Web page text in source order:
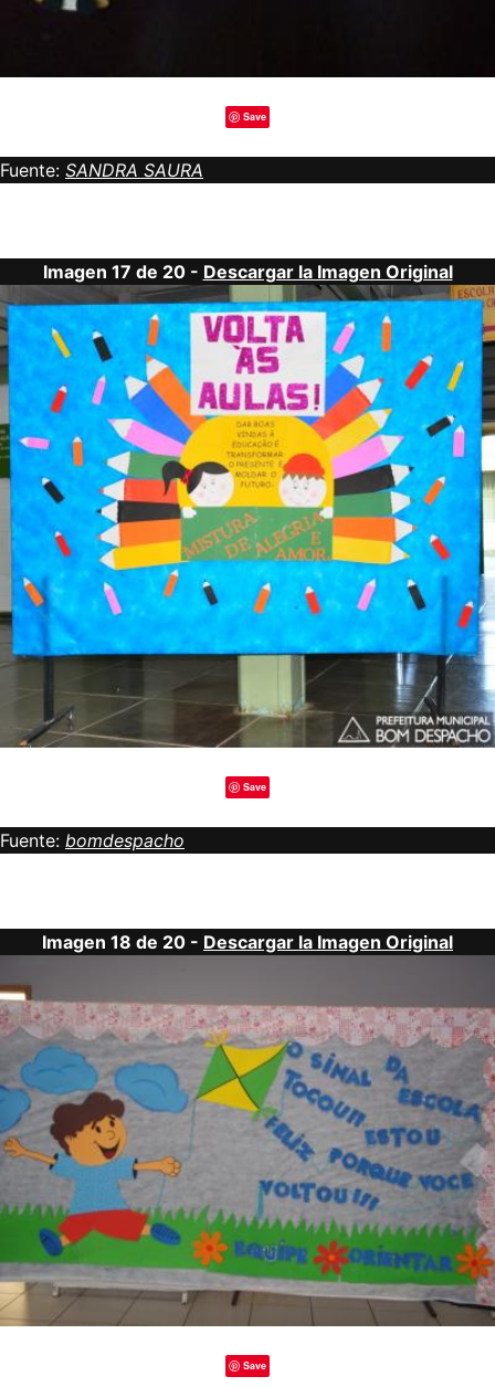
Save
Fuente: SANDRA SAURA
Imagen 17 de 20 - Descargar la Imagen Original
Save
Fuente: bomdespacho
Imagen 18 de 20 - Descargar la Imagen Original
Save